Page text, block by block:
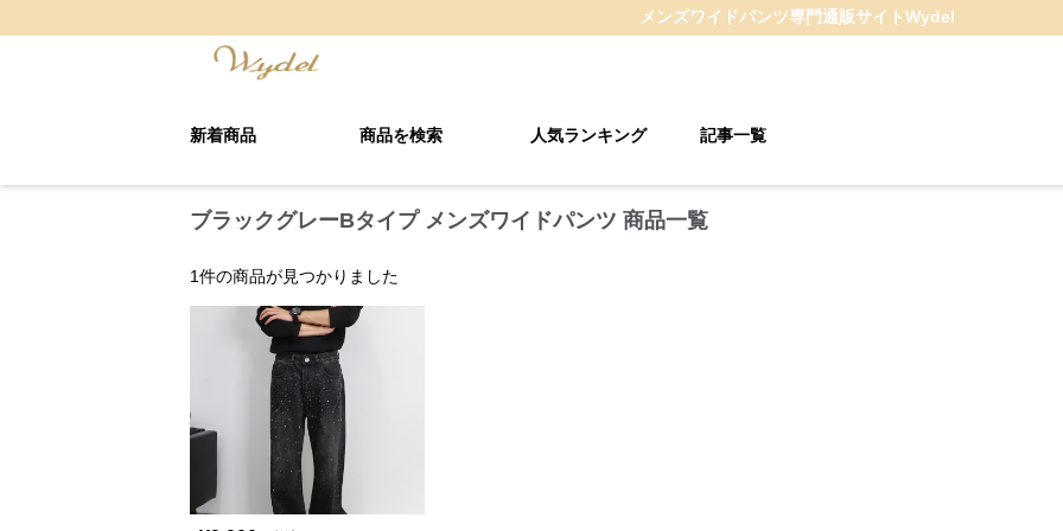
メンズワイドパンツ専門通販サイトWydel
新着商品 商品を検索 人気ランキング 記事一覧
ブラックグレーBタイプ メンズワイドパンツ 商品一覧
1件の商品が見つかりました